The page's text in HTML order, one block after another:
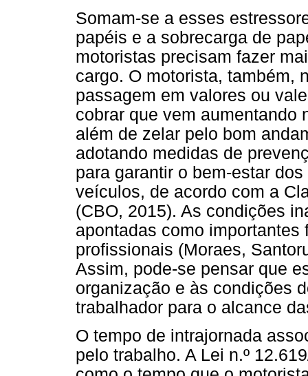
Somam-se a esses
papéis e a sobrecarga de
motoristas precisam fazer
cargo. O motorista, também,
passagem em valores ou
cobrar que vem aumentando
além de zelar pelo bom
adotando medidas de
para garantir o bem-estar
veículos, de acordo com a
(CBO, 2015). As condições
apontadas como
profissionais (Moraes,
Assim, pode-se pensar que
organização e às condições
trabalhador para o alcance
O tempo de intrajornada
pelo trabalho. A Lei n.º